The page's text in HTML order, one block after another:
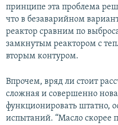
принципе эта проблема
что в безаварийном
реактор сравним по
замкнутым реактором с
вторым контуром.
Впрочем, вряд ли стоит
сложная и совершенно
функционировать штатно,
испытаний. “Масло скорее